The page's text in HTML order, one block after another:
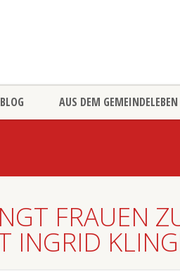
BLOG AUS DEM GEMEINDELEBEN
FRAUEN
INGRID